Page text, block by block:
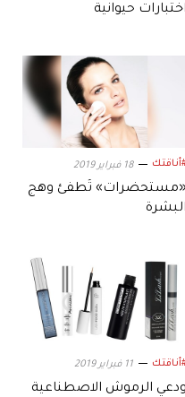
اختبارات حيوانية
18 فبراير 2019
«مستحضرات» تُطفئ وهج
البشرة
11 فبراير 2019
ودعي الرموش الاصطناعية